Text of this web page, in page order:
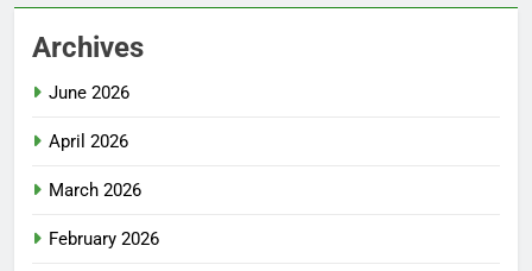
Archives
June 2026
April 2026
March 2026
February 2026